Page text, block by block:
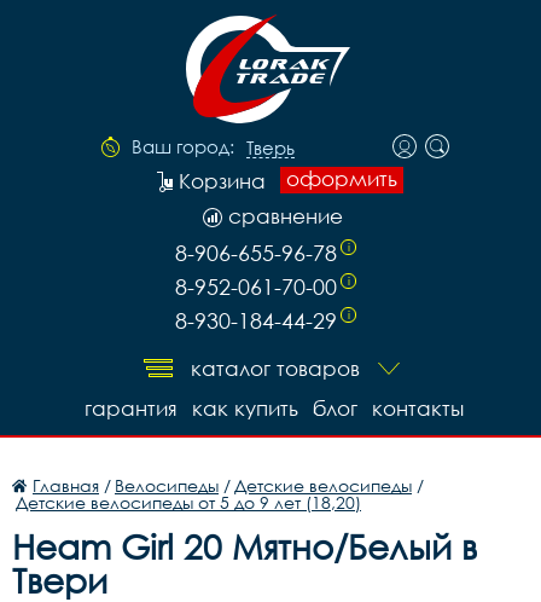
Ваш город: Тверь
оформить
Корзина
сравнение
8-906-655-96-78 i
8-952-061-70-00 i
8-930-184-44-29 i
каталог товаров
контакты
блог
как купить
гарантия
Главная / Велосипеды / Детские велосипеды /
Детские велосипеды от 5 до 9 лет (18,20)
Heam Girl 20 Мятно/Белый в
Твери